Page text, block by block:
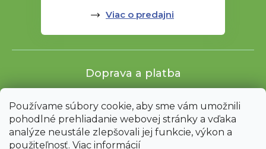
Používame súbory cookie, aby sme vám umožnili
pohodlné prehliadanie webovej stránky a vďaka
analýze neustále zlepšovali jej funkcie, výkon a
použiteľnosť. Viac informácií
Viac o predajni
Doprava a platba